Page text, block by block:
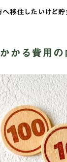
へ移住したいけど貯
かる費用の